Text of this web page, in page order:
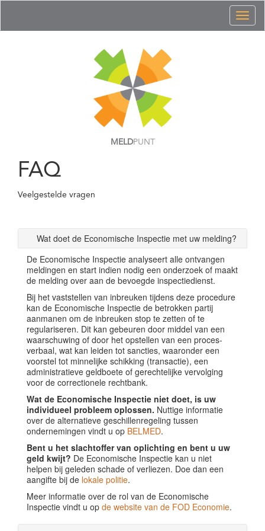
MELDPUNT
FAQ
Veelgestelde vragen
Wat doet de Economische Inspectie met uw melding?
De Economische Inspectie analyseert alle ontvangen
meldingen en start indien nodig een onderzoek of maakt
de melding over aan de bevoegde inspectiedienst.
Bij het vaststellen van inbreuken tijdens deze procedure
kan de Economische Inspectie de betrokken partij
aanmanen om de inbreuken stop te zetten of te
regulariseren. Dit kan gebeuren door middel van een
waarschuwing of door het opstellen van een proces-
verbaal, wat kan leiden tot sancties, waaronder een
voorstel tot minnelijke schikking (transactie), een
administratieve geldboete of gerechtelijke vervolging
voor de correctionele rechtbank.
Wat de Economische Inspectie niet doet, is uw
individueel probleem oplossen. Nuttige informatie
over de alternatieve geschillenregeling tussen
ondernemingen vindt u op BELMED.
Bent u het slachtoffer van oplichting en bent u uw
geld kwijt? De Economische Inspectie kan u niet
helpen bij geleden schade of verliezen. Doe dan een
aangifte bij de lokale politie.
Meer informatie over de rol van de Economische
Inspectie vindt u op de website van de FOD Economie.